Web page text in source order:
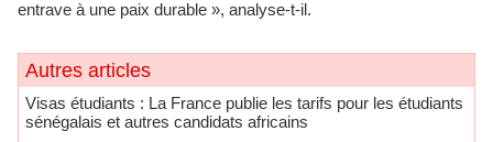
entrave à une paix durable », analyse-t-il.
Autres articles
​Visas étudiants : La France publie les tarifs pour les étudiants
sénégalais et autres candidats africains